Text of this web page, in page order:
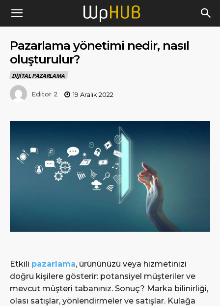
Pazarlama yönetimi nedir, nasıl
oluşturulur?
DIJITAL PAZARLAMA
Editor 2 19 Aralık 2022
Etkili pazarlama, ürününüzü veya hizmetinizi
doğru kişilere gösterir: potansiyel müşteriler ve
mevcut müşteri tabanınız. Sonuç? Marka bilinirliği,
olası satışlar, yönlendirmeler ve satışlar. Kulağa